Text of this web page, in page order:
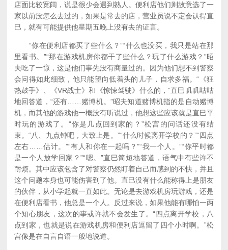
店面比较宽阔，说是很少会遇到熟人。便利店他们则故意选了一
家以前没怎么去过的，如果是常去的店，营业员说不定会认得直
巳，就有可能提供他星期五晚上没有去的证言。
“你在便利店都买了些什么？”“什么也没买，我只是站在那
里看书。”“那在游戏机房你都干了些什么？玩了什么游戏？”昭
夫吃了一惊，这是他们事先没有商量过的。因为他们想不到警察
会问得如此细致，他只能望向低着头的儿子，自求多福。“《狂
热鼓手》、《VR战士》和《惊悚驾驶》什么的，”直巳叽叽咕咕
地回答道，“还有……赌博机。”昭夫知道赌博机指的是自动赌博
机，而其他的游戏他一概没有听说过，他想这些应该就是直巳平
时玩的游戏了。“你是几点回到家的？”松宫的问话还没有结
束。“八、九点钟吧，大致上是。”“什么时候离开学校的？”“四点
左右……估计。”“有人和你在一起吗？”“我一个人。”“你平时都
是一个人放学回家？”“嗯。”直巳简短地答道，语气中有些许不
耐烦。其中应该包含了对警察仍然盯着自己而感到的不快，并且
这个问题本身也可能伤害到了他。直巳没有什么能称得上是朋友
的伙伴，从小学起就一直如此。无论是去游戏机房玩游戏，还是
在便利店看书，他总是一个人。反过来说，如果他能有哪怕一两
个知心朋友，这次的事或许就不会发生了。“四点离开学校，八
点到家，也就是说在游戏机房和便利店逗留了四个小时啊。”松
宫像是在自言自语一般地说道。